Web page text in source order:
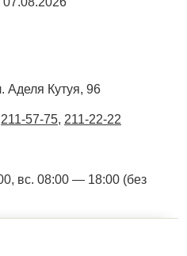
Аделя Кутуя, 96
211-57-75, 211-22-22
вс. 08:00 — 18:00 (без